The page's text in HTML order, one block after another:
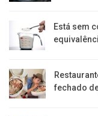
Está sem
fechado